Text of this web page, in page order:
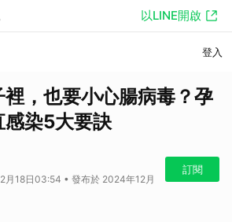
以LINE開啟
登入
，也要小心腸病毒？孕
染5大要訣
月18日03:54 • 發布於 2024年12月
訂閱